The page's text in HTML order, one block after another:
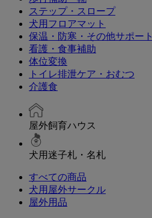
ステップ・スロープ
犬用フロアマット
保温・防寒・その他サポート
看護・食事補助
体位変換
トイレ排泄ケア・おむつ
介護食
屋外飼育ハウス
犬用迷子札・名札
すべての商品
犬用屋外サークル
屋外用品